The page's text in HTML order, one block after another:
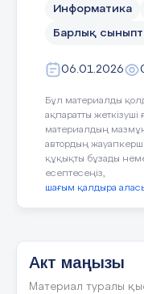
Информатика
Барлық
06.01.2026
Бұл материалды
ақпаратты
материалдың
автордың
құқықты бұзады
есептесеңіз,
шағым қалдыра
Акт маңызы
Материал туралы